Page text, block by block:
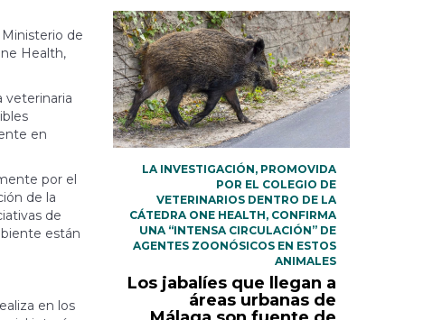
de
Health,
veterinaria
en
por el
de la
de
están
en los
LA INVESTIGACIÓN, PROMOVIDA
POR EL COLEGIO DE
VETERINARIOS DENTRO DE LA
CÁTEDRA ONE HEALTH, CONFIRMA
UNA “INTENSA CIRCULACIÓN” DE
AGENTES ZOONÓSICOS EN ESTOS
ANIMALES
Los jabalíes que llegan a
áreas urbanas de